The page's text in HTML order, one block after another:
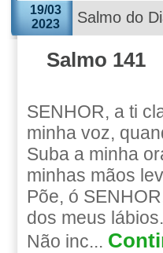
19/03
2023
Salmo do
Salmo 141
SENHOR, a ti
minha voz,
Suba a minha
minhas mãos
Põe, ó
dos meus lábios.
Não inc...